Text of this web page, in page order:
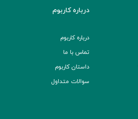
درباره کاربوم
درباره کاربوم
تماس با ما
داستان کاربوم
سوالات متداول